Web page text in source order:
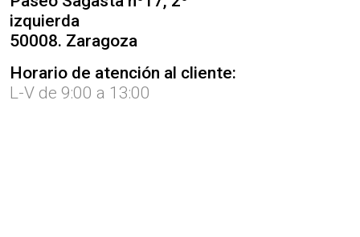
izquierda
50008. Zaragoza
Horario de atención al cliente:
L-V de 9:00 a 13:00